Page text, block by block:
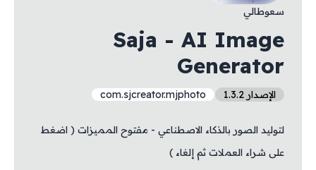
سعوطالي
Saja - AI Image
Generator
الإصدار 1.3.2 com.sjcreator.mjphoto
لتوليد الصور بالذكاء الاصطناعي - مفتوح المميزات ( اضغط
على شراء العملات ثم إلغاء )